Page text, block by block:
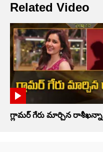
Related Video
గ్లామర్ గేరు మార్చిన రాశీఖన్నా